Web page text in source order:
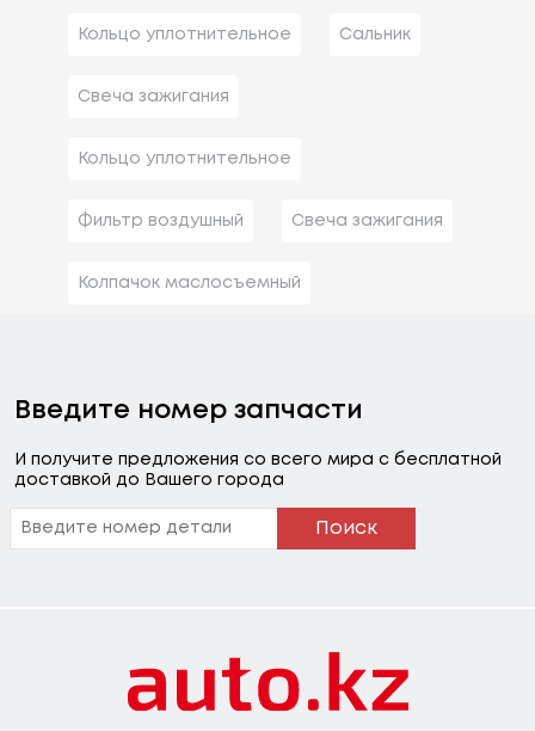
Кольцо уплотнительное Сальник
Свеча зажигания
Кольцо уплотнительное
Фильтр воздушный Свеча зажигания
Колпачок маслосъемный
Введите номер запчасти
И получите предложения со всего мира с бесплатной
доставкой до Вашего города
Поиск